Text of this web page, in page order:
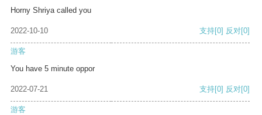
Horny Shriya called you
2022-10-10 支持[0] 反对[0]
游客
You have 5 minute oppor
2022-07-21 支持[0] 反对[0]
游客